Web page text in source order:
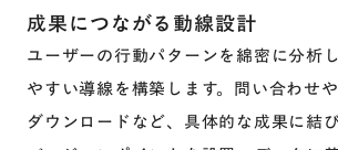
成果につながる動線設計
ユーザーの行動パターンを綿密に分析
やすい導線を構築します。問い合わせ
ダウンロードなど、具体的な成果に結